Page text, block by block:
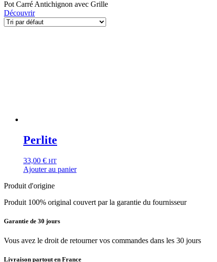
Pot Carré Antichignon avec Grille
Découvrir
Perlite
33,00 € HT
Ajouter au panier
Produit d'origine
Produit 100% original couvert par la garantie du fournisseur
Garantie de 30 jours
Vous avez le droit de retourner vos commandes dans les 30 jours
Livraison partout en France